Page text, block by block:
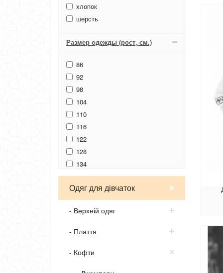
хлопок
шерсть
Размер одежды (рост, см.)
86
92
98
104
110
116
122
128
134
140
146
152
Одяг для дівчаток
- Верхній одяг
- Плаття
- Кофти